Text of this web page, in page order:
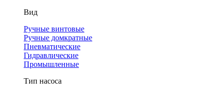
Вид
Ручные винтовые
Ручные домкратные
Пневматические
Гидравлические
Промышленные
Тип насоса